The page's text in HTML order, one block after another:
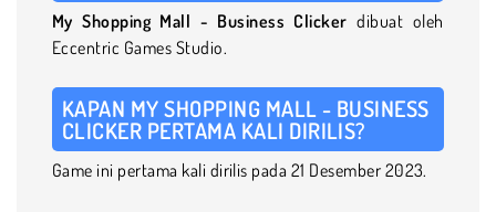
My Shopping Mall - Business Clicker dibuat oleh
Eccentric Games Studio.
KAPAN MY SHOPPING MALL - BUSINESS
CLICKER PERTAMA KALI DIRILIS?
Game ini pertama kali dirilis pada 21 Desember 2023.